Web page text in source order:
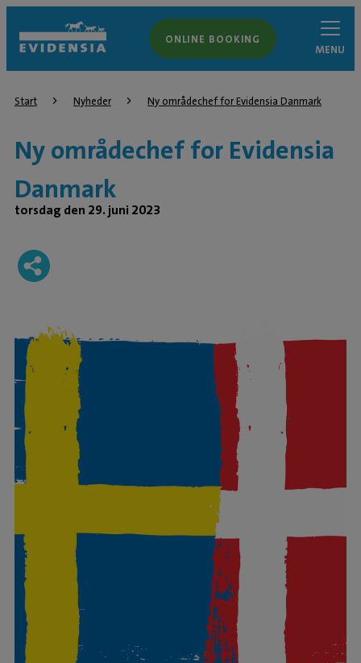
ONLINE BOOKING
MENU
Start Nyheder Ny områdechef for Evidensia Danmark
Ny områdechef for Evidensia
Danmark
torsdag den 29. juni 2023